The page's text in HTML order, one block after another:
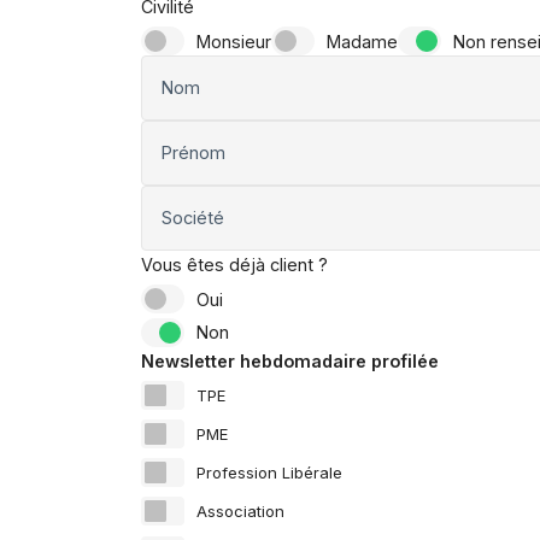
Monsieur Madame Non
Civilité
Nom
Prénom
Société
Oui
Non
Vous êtes déjà client ?
TPE
PME
Profession Libérale
Association
Newsletter hebdomadaire profilée